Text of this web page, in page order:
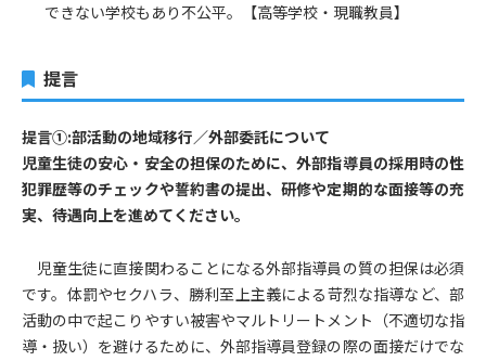
できない学校もあり不公平。【高等学校・現職教員】
提言
提言①:部活動の地域移行／外部委託について
児童生徒の安心・安全の担保のために、外部指導員の採用時の性
犯罪歴等のチェックや誓約書の提出、研修や定期的な面接等の充
実、待遇向上を進めてください。
児童生徒に直接関わることになる外部指導員の質の担保は必須
です。体罰やセクハラ、勝利至上主義による苛烈な指導など、部
活動の中で起こりやすい被害やマルトリートメント（不適切な指
導・扱い）を避けるために、外部指導員登録の際の面接だけでな